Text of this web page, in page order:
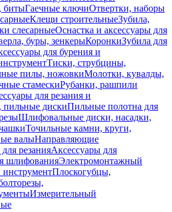
битыГаечные ключиОтвертки, наборы
Клещи строительныеЗубила,
слесарныеОснастка и аксессуары для
буры, зенкерыКоронкиЗубила для
для бурения и
Тиски, струбцины,
пилы, ножовкиМолотки, кувалды,
стамескиРубанки, рашпили
для резания и
пильные дискиПильные полотна для
Шлифовальные диски, насадки,
Точильные камни, круги,
валыНаправляющие
резанияАксессуары для
шлифованияЭлектромонтажный
Плоскогубцы,
Измерительный